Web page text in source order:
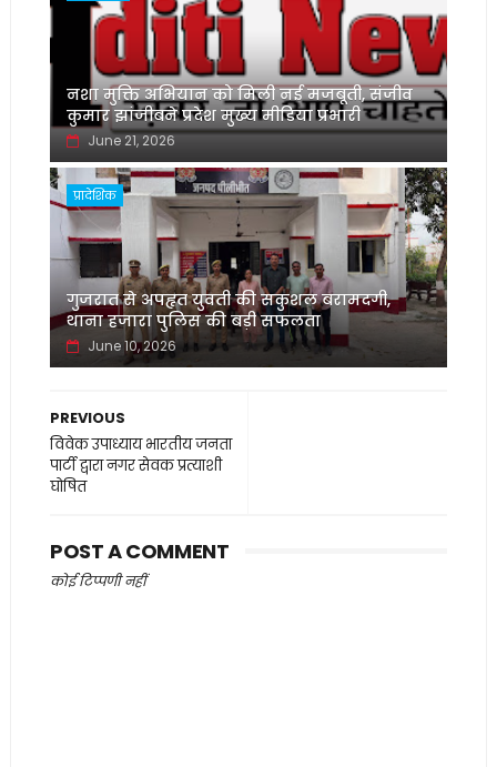
नशा मुक्ति अभियान को मिली नई मजबूती, संजीव
कुमार झांजीबने प्रदेश मुख्य मीडिया प्रभारी
June 21, 2026
प्रादेशिक
गुजरात से अपहृत युवती की सकुशल बरामदगी,
थाना हजारा पुलिस की बड़ी सफलता
June 10, 2026
PREVIOUS
विवेक उपाध्याय भारतीय जनता
पार्टी द्वारा नगर सेवक प्रत्याशी
घोषित
POST A COMMENT
कोई टिप्पणी नहीं